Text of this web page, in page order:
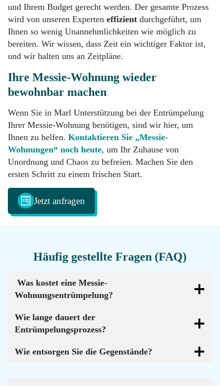
und Ihrem Budget gerecht werden. Der gesamte Prozess
wird von unseren Experten effizient durchgeführt, um
Ihnen so wenig Unannehmlichkeiten wie möglich zu
bereiten. Wir wissen, dass Zeit ein wichtiger Faktor ist,
und wir halten uns an Zeitpläne.
Ihre Messie-Wohnung wieder
bewohnbar machen
Wenn Sie in Marl Unterstützung bei der Entrümpelung
Ihrer Messie-Wohnung benötigen, sind wir hier, um
Ihnen zu helfen. Kontaktieren Sie „Messie-
Wohnungen“ noch heute, um Ihr Zuhause von
Unordnung und Chaos zu befreien. Machen Sie den
ersten Schritt zu einem frischen Start.
Jetzt anfragen
Häufig gestellte Fragen (FAQ)
Was kostet eine Messie-
Wohnungsentrümpelung?
Wie lange dauert der
Entrümpelungsprozess?
Wie entsorgen Sie die Gegenstände?